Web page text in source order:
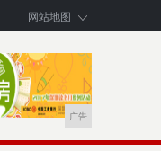
网站地图
广告